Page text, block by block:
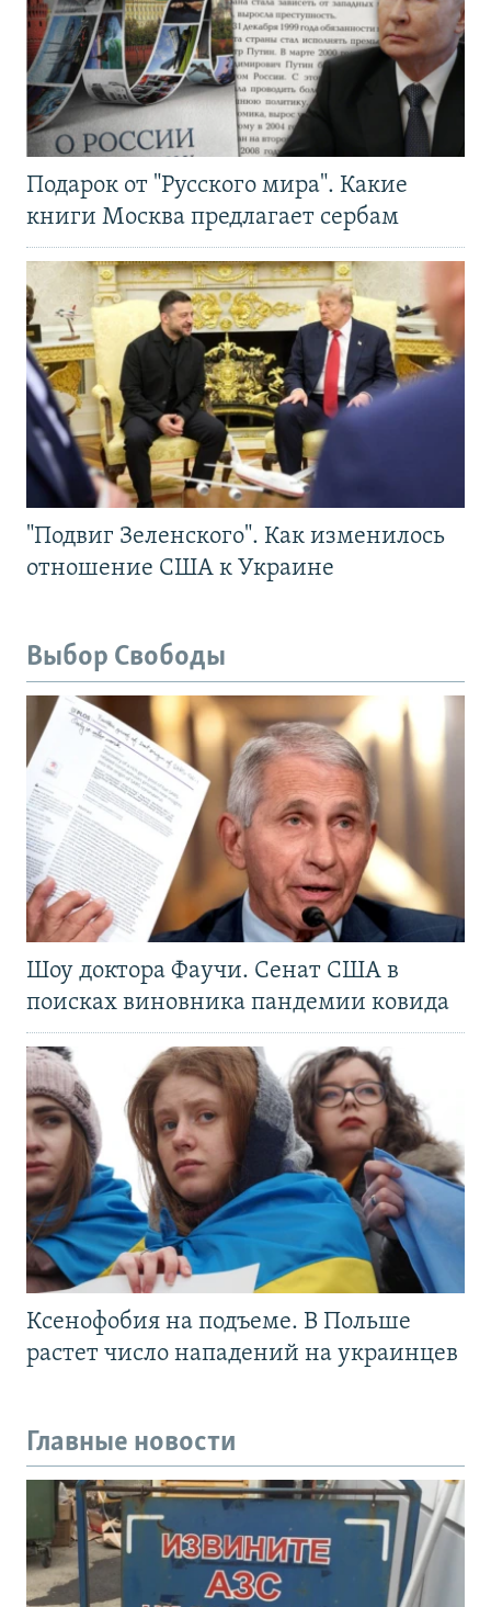
Подарок от "Русского мира". Какие
книги Москва предлагает сербам
"Подвиг Зеленского". Как изменилось
отношение США к Украине
Выбор Свободы
Шоу доктора Фаучи. Сенат США в
поисках виновника пандемии ковида
Ксенофобия на подъеме. В Польше
растет число нападений на украинцев
Главные новости